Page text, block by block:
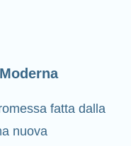
fatta dalla
nuova